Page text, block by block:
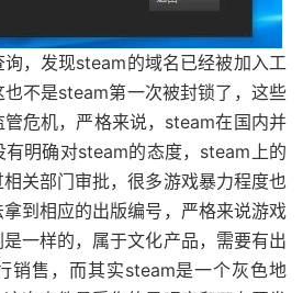
，发现steam的域名已经被加入工
不是steam第一次被封锁了，这些
危机，严格来说，steam在国内并
有明确对steam的态度，steam上的
关部门审批，很多游戏暴力程度也
到相应的出版编号，严格来说游戏
一样的，属于文化产品，需要有出
销售，而其实steam是一个灰色地